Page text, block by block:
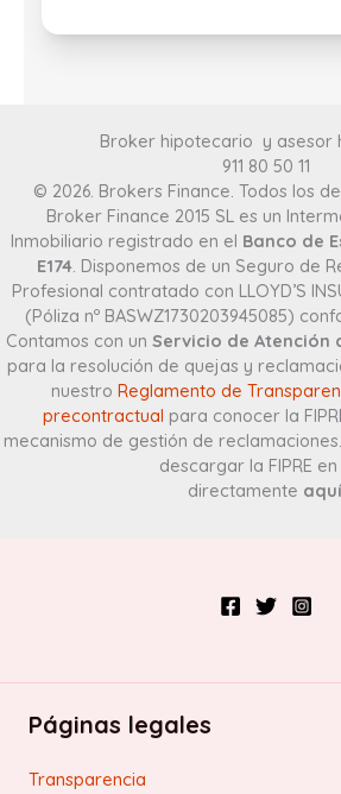
Broker hipotecario y asesor
911 80 50 11
© 2026. Brokers Finance. Todos los
Broker Finance 2015 SL es un
Inmobiliario registrado en el Banco de
E174 . Disponemos de un Seguro de
Profesional contratado con LLOYD’S
(Póliza nº BASWZ1730203945085)
Contamos con un Servicio de Atención
para la resolución de quejas y
nuestro Reglamento de
precontractual para conocer la
mecanismo de gestión de
descargar la FIPRE en
directamente aquí
Páginas legales
Transparencia